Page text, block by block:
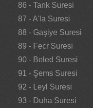
86 - Tarık Suresi
87 - A'la Suresi
88 - Gaşiye Suresi
89 - Fecr Suresi
90 - Beled Suresi
91 - Şems Suresi
92 - Leyl Suresi
93 - Duha Suresi